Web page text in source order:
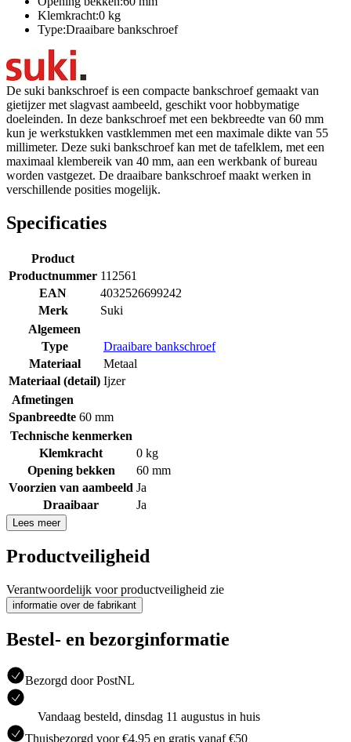
Klemkracht:0 kg
Type:Draaibare bankschroef
De suki bankschroef is een compacte bankschroef gemaakt van
gietijzer met slagvast aambeeld, geschikt voor hobbymatige
doeleinden. In deze bankschroef met een bekbreedte van 60 mm
kun je werkstukken vastklemmen met een maximale dikte van 55
millimeter. Deze suki bankschroef kan met de tafelklem, met een
maximaal klembereik van 40 mm, aan een werkbank of bureau
worden vastgezet. De draaibare bankschroef maakt werken in
verschillende posities mogelijk.
Specificaties
Product
Productnummer 112561
EAN
4032526699242
Merk
Suki
Algemeen
Type
Draaibare bankschroef
Materiaal
Metaal
Materiaal (detail) Ijzer
Afmetingen
Spanbreedte 60 mm
Technische kenmerken
Klemkracht
0 kg
Opening bekken
60 mm
Voorzien van aambeeld Ja
Draaibaar
Ja
Lees meer
Productveiligheid
Verantwoordelijk voor productveiligheid zie
informatie over de fabrikant
Bestel- en bezorginformatie
Bezorgd door PostNL
Vandaag besteld, dinsdag 11 augustus in huis
Thuisbezorgd voor €4.95 en gratis vanaf €50